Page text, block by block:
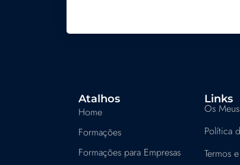
Atalhos
Home
Formações
Formações para Empresas
Links
Os
Política
Termos